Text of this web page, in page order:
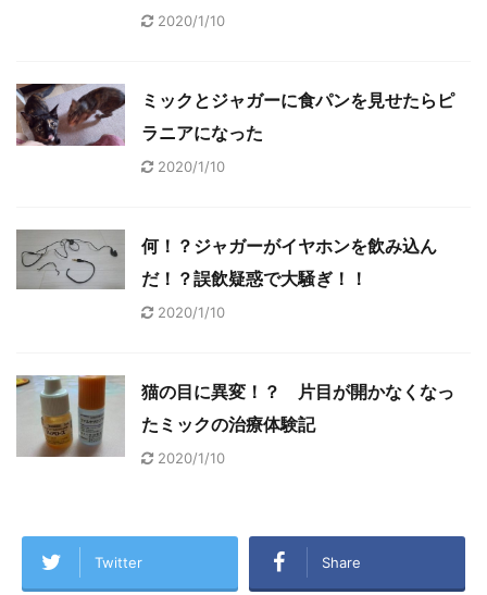
2020/1/10
ミックとジャガーに食パンを見せたらピ
ラニアになった
2020/1/10
何！？ジャガーがイヤホンを飲み込ん
だ！？誤飲疑惑で大騒ぎ！！
2020/1/10
猫の目に異変！？ 片目が開かなくなっ
たミックの治療体験記
2020/1/10
Twitter Share